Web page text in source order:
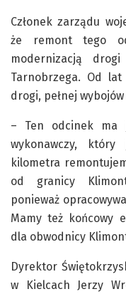
Członek zarządu
że remont tego
modernizacją
Tarnobrzega. Od
drogi, pełnej
– Ten odcinek ma
wykonawczy, który
kilometra
od granicy
ponieważ
Mamy też końcowy
dla obwodnicy
Dyrektor
w Kielcach Jerzy